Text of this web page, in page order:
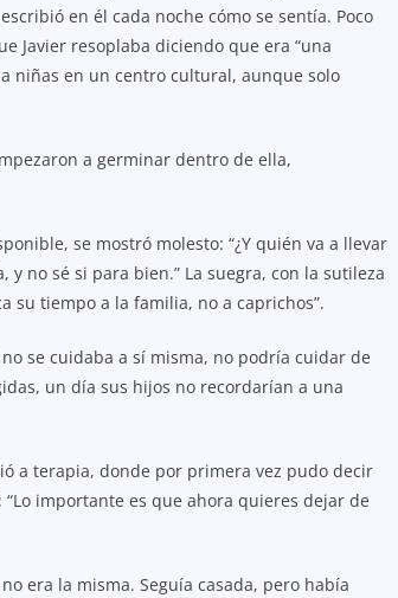
en él cada noche cómo se sentía. Poco
Javier resoplaba diciendo que era “una
niñas en un centro cultural, aunque solo
a germinar dentro de ella,
se mostró molesto: “¿Y quién va a llevar
y no sé si para bien.” La suegra, con la sutileza
su tiempo a la familia, no a caprichos”.
se cuidaba a sí misma, no podría cuidar de
un día sus hijos no recordarían a una
a terapia, donde por primera vez pudo decir
importante es que ahora quieres dejar de
era la misma. Seguía casada, pero había